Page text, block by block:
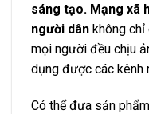
sáng tạo. Mạng xã
người dân không chỉ
mọi người đều chịu
dụng được các kênh
Có thể đưa sản